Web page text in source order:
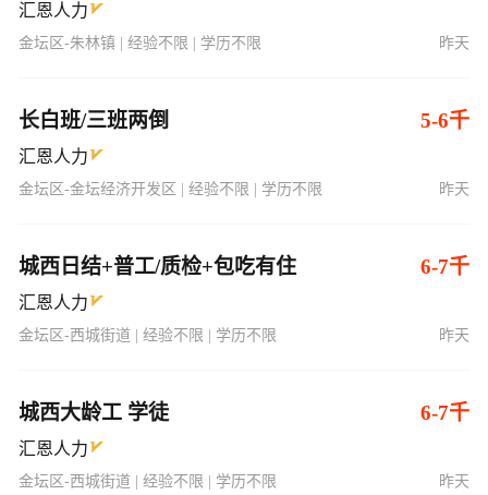
汇恩人力
金坛区-朱林镇 | 经验不限 | 学历不限 昨天
长白班/三班两倒 5-6千
汇恩人力
金坛区-金坛经济开发区 | 经验不限 | 学历不限 昨天
城西日结+普工/质检+包吃有住 6-7千
汇恩人力
金坛区-西城街道 | 经验不限 | 学历不限 昨天
城西大龄工 学徒 6-7千
汇恩人力
金坛区-西城街道 | 经验不限 | 学历不限 昨天